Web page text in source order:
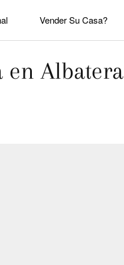
Vender Su Casa?
en Albatera